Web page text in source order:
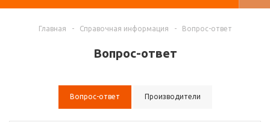
Главная - Справочная информация - Вопрос-ответ
Вопрос-ответ
Вопрос-ответ Производители